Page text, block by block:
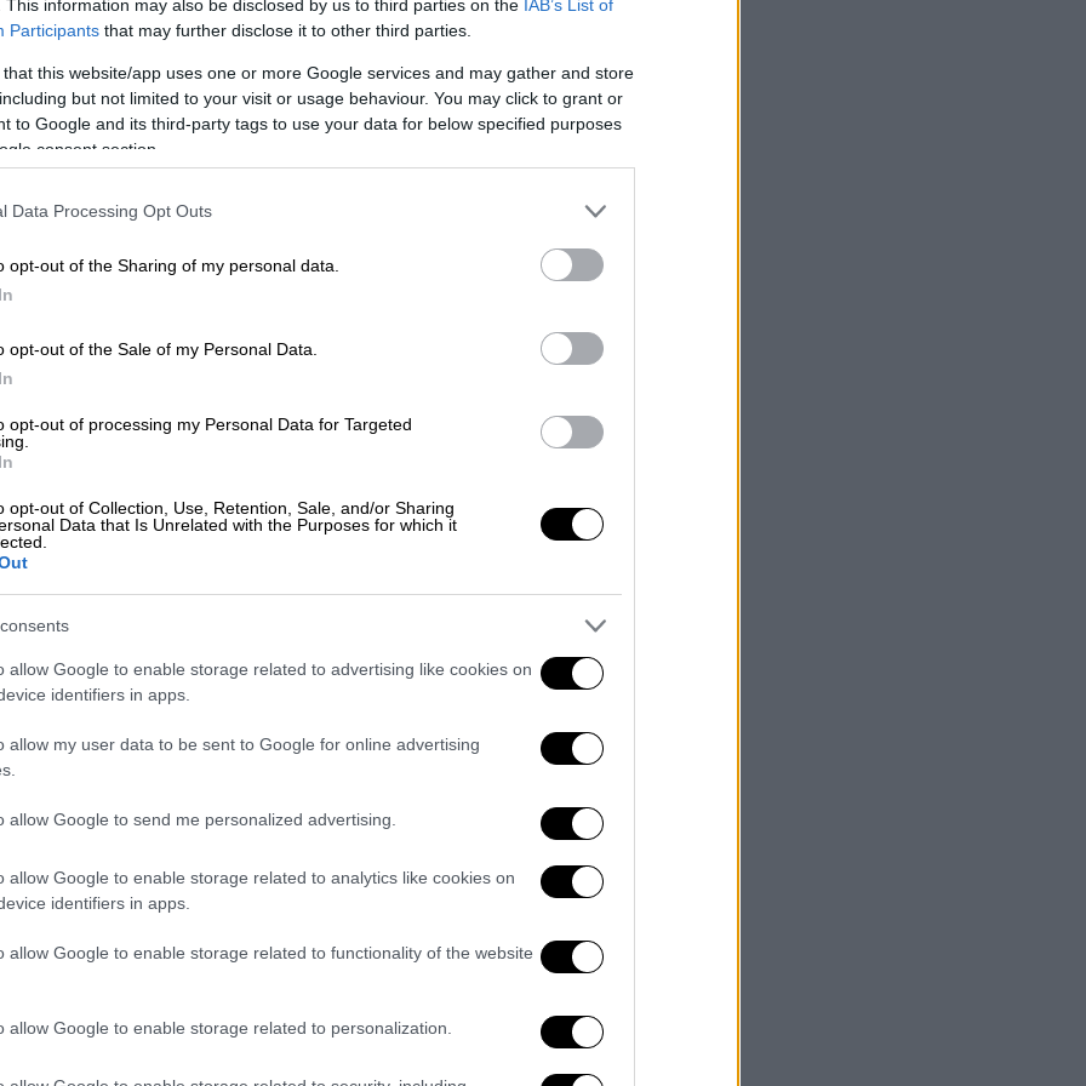
This information may also be disclosed by us to third parties on the IAB’s List of
Participants that may further disclose it to other third parties.
that this website/app uses one or more Google services and may gather and store
but not limited to your visit or usage behaviour. You may click to grant or
to Google and its third-party tags to use your data for below specified purposes
consent section.
Data Processing Opt Outs
opt-out of the Sharing of my personal data.
opt-out of the Sale of my Personal Data.
opt-out of processing my Personal Data for Targeted
opt-out of Collection, Use, Retention, Sale, and/or Sharing
Data that Is Unrelated with the Purposes for which it
allow Google to enable storage related to advertising like cookies on
identifiers in apps.
allow my user data to be sent to Google for online advertising
allow Google to send me personalized advertising.
allow Google to enable storage related to analytics like cookies on
identifiers in apps.
allow Google to enable storage related to functionality of the website
allow Google to enable storage related to personalization.
για την πώληση του μεριδίου
Stoli Group με έδρα το
από την Αντζελίνα Τζολί
δελτίο Τύπου. Ο Πιτ υποστηρίζει ότι η
είχαν συμφωνήσει να μην πουλήσει
- χωρίς προηγούμενη συναίνεση και
του που κατατέθηκε την Πέμπτη στο
ότι πούλησε κρυφά το 50% του
του Chateau Miraval, σε μια εταιρεία που
Σέφλερ, γνωρίζοντας πολύ καλά ότι «Ο
να ελέγξουν την επιχείρηση στην
που παράγει και διαθέτει προς